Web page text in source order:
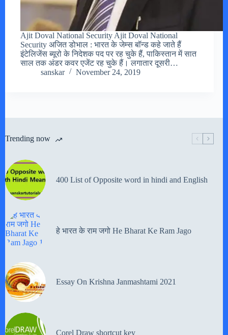
Ajit Doval National Security Ajit Doval National
Security अजित डोभाल : भारत के जेम्स बॉन्ड कहे जाते हैं
इंटेलिजेंस ब्यूरो के निदेशक पद पर रह चुके हैं, पाकिस्तान में सात
साल तक अंडर कवर एजेंट रह चुके हैं। लगातार दूसरी…
sanskar
November 24, 2019
Trending now
400 List of Opposite word in hindi and English
हे भारत के राम जगो He Bharat Ke Ram Jago
Essay On Krishna Janmashtami 2021
Corel Draw shortcut key